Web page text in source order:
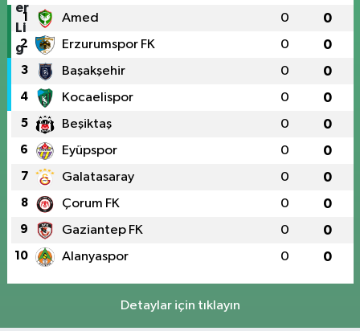
1 Amed 0 0
2 Erzurumspor FK 0 0
3 Başakşehir 0 0
4 Kocaelispor 0 0
5 Beşiktaş 0 0
6 Eyüpspor 0 0
7 Galatasaray 0 0
8 Çorum FK 0 0
9 Gaziantep FK 0 0
10 Alanyaspor 0 0
Detaylar için tıklayın